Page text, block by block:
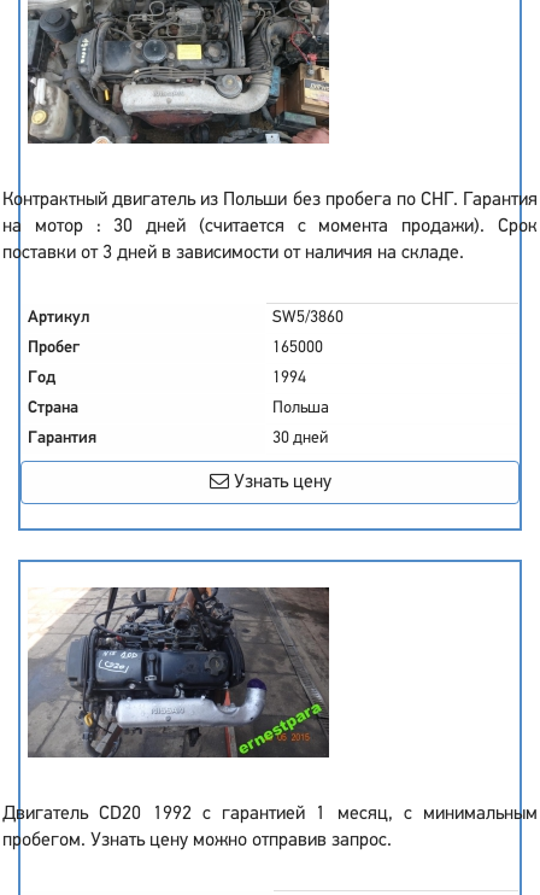
Контрактный двигатель из Польши без пробега по СНГ. Гарантия
на мотор : 30 дней (считается с момента продажи). Срок
поставки от 3 дней в зависимости от наличия на складе.
Артикул
SW5/3860
Пробег
165000
Год
1994
Страна
Польша
Гарантия
30 дней
Узнать цену
Двигатель CD20 1992 с гарантией 1 месяц, с минимальным
пробегом. Узнать цену можно отправив запрос.